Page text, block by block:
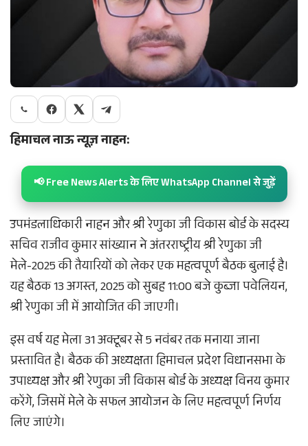
हिमाचल नाऊ न्यूज़ नाहन:
📢 Free News Alerts के लिए WhatsApp Channel से जुड़ें
उपमंडलाधिकारी नाहन और श्री रेणुका जी विकास बोर्ड के सदस्य
सचिव राजीव कुमार सांख्यान ने अंतरराष्ट्रीय श्री रेणुका जी
मेले-2025 की तैयारियों को लेकर एक महत्वपूर्ण बैठक बुलाई है।
यह बैठक 13 अगस्त, 2025 को सुबह 11:00 बजे कुब्जा पवेलियन,
श्री रेणुका जी में आयोजित की जाएगी।
इस वर्ष यह मेला 31 अक्टूबर से 5 नवंबर तक मनाया जाना
प्रस्तावित है। बैठक की अध्यक्षता हिमाचल प्रदेश विधानसभा के
उपाध्यक्ष और श्री रेणुका जी विकास बोर्ड के अध्यक्ष विनय कुमार
करेंगे, जिसमें मेले के सफल आयोजन के लिए महत्वपूर्ण निर्णय
लिए जाएंगे।